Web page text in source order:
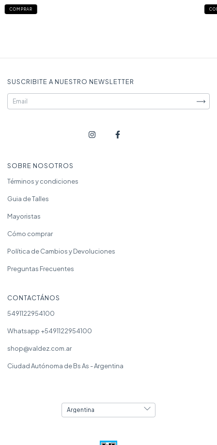
COMPRAR
SUSCRIBITE A NUESTRO NEWSLETTER
SOBRE NOSOTROS
Términos y condiciones
Guia de Talles
Mayoristas
Cómo comprar
Política de Cambios y Devoluciones
Preguntas Frecuentes
CONTACTÁNOS
5491122954100
Whatsapp +5491122954100
shop@valdez.com.ar
Ciudad Autónoma de Bs As - Argentina